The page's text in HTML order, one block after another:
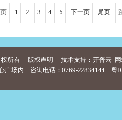
1 2 3 4 5 下一页 尾页
权所有 版权声明 技术支持：开普云
广场内 咨询电话：0769-22834144 粤